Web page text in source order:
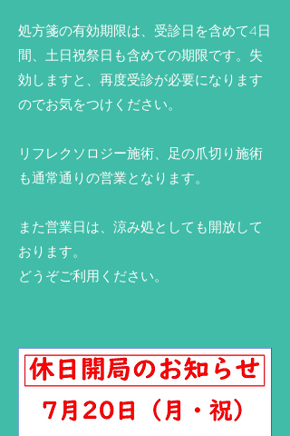
処方箋の有効期限は、受診日を含めて4日
間、土日祝祭日も含めての期限です。失
効しますと、再度受診が必要になります
のでお気をつけください。
リフレクソロジー施術、足の爪切り施術
も通常通りの営業となります。
​また営業日は、涼み処としても開放して
おります。
どうぞご利用ください。